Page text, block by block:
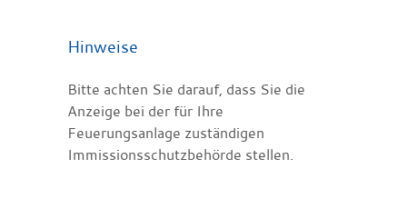
Hinweise
Bitte achten Sie darauf, dass Sie die
Anzeige bei der für Ihre
Feuerungsanlage zuständigen
Immissionsschutzbehörde stellen.